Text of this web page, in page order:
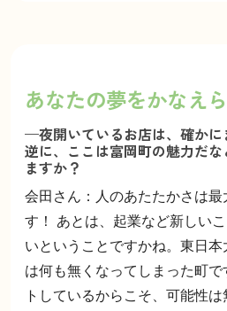
あなたの夢をかなえ
—夜開いているお店は、確かに
逆に、ここは富岡町の魅力だ
ますか？
会田さん：人のあたたかさは最
す！ あとは、起業など新しい
いということですかね。東日
は何も無くなってしまった町
トしているからこそ、可能性は